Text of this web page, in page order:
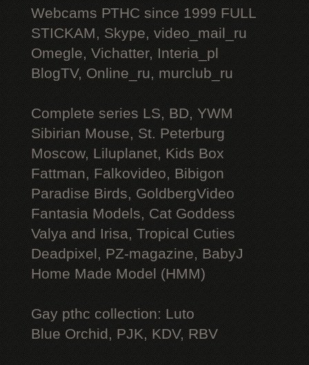
Webcams РТНС since 1999 FULL
STICKAM, Skype, video_mail_ru
Omegle, Vichatter, Interia_pl
BlogTV, Online_ru, murclub_ru
Complete series LS, BD, YWM
Sibirian Mouse, St. Peterburg
Moscow, Liluplanet, Kids Box
Fattman, Falkovideo, Bibigon
Paradise Birds, GoldbergVideo
Fantasia Models, Cat Goddess
Valya and Irisa, Tropical Cuties
Deadpixel, PZ-magazine, BabyJ
Home Made Model (HMM)
Gay рthс collection: Luto
Blue Orchid, PJK, KDV, RBV